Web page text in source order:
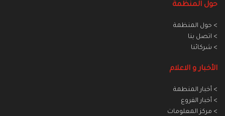
حول المنظمة
> حول المنظمة
> اتصل بنا
> شركائنا
الأخبار و الاعلام
> أخبار المنطمة
> أخبار الفروع
> مركز المعلومات